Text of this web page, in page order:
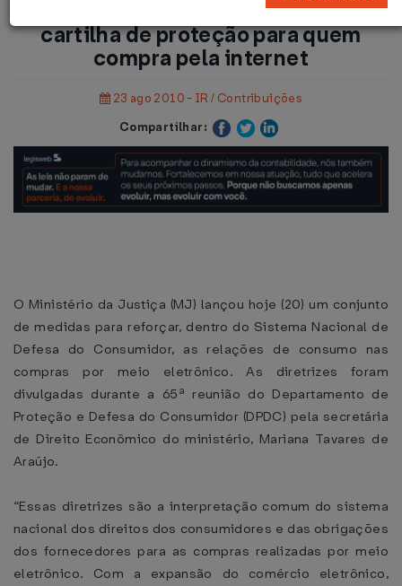
Defesa do Consumidor: MJ lança
cartilha de proteção para quem
compra pela internet
23 ago 2010 - IR / Contribuições
Compartilhar:
O Ministério da Justiça (MJ) lançou hoje (20) um conjunto
de medidas para reforçar, dentro do Sistema Nacional de
Defesa do Consumidor, as relações de consumo nas
compras por meio eletrônico. As diretrizes foram
divulgadas durante a 65ª reunião do Departamento de
Proteção e Defesa do Consumidor (DPDC) pela secretária
de Direito Econômico do ministério, Mariana Tavares de
Araújo.
“Essas diretrizes são a interpretação comum do sistema
nacional dos direitos dos consumidores e das obrigações
dos fornecedores para as compras realizadas por meio
eletrônico. Com a expansão do comércio eletrônico,